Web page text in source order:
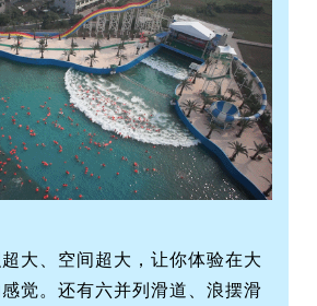
大、空间超大，让你体验在大
觉。 还有六并列滑道、浪摆滑